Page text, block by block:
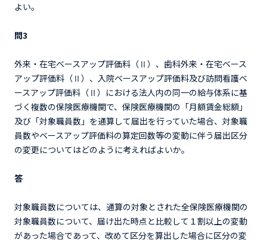
よい。
問3
外来・在宅ベースアップ評価料（Ⅱ）、歯科外来・在宅ベース
アップ評価料（Ⅱ）、入院ベースアップ評価料及び訪問看護ベ
ースアップ評価料（Ⅱ）における法人内の同一の給与体系に基
づく複数の保険医療機関で、保険医療機関の「月額賃金総額」
及び「対象職員数」を通算して届出を行っていた場合、対象職
員数やベースアップ評価料の算定回数等の変動に伴う届出区分
の変更についてはどのように考えればよいか。
答
対象職員数については、通算の対象とされた全保険医療機関の
対象職員数について、届け出た時点と比較して１割以上の変動
があった場合であって、改めて区分を算出した場合に区分の変